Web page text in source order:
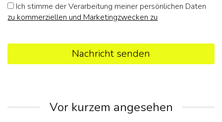
Ich stimme der Verarbeitung meiner persönlichen Daten
zu kommerziellen und Marketingzwecken zu
Nachricht senden
Vor kurzem angesehen